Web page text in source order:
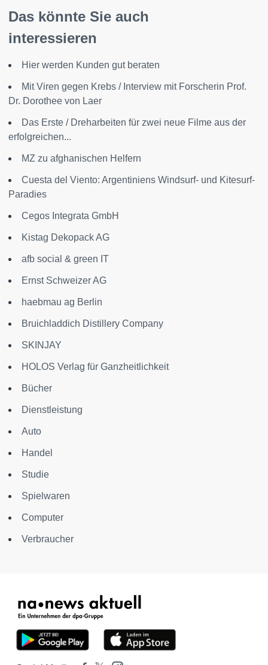
Das könnte Sie auch
interessieren
Hier werden Kunden gut beraten
Mit Viren gegen Krebs / Interview mit Forscherin Prof.
Dr. Dorothee von Laer
Das Erste / Dreharbeiten für zwei neue Filme aus der
erfolgreichen...
MZ zu afghanischen Helfern
Cuesta del Viento: Argentiniens Windsurf- und Kitesurf-
Paradies
Cegos Integrata GmbH
Kistag Dekopack AG
afb social & green IT
Ernst Schweizer AG
haebmau ag Berlin
Bruichladdich Distillery Company
SKINJAY
HOLOS Verlag für Ganzheitlichkeit
Bücher
Dienstleistung
Auto
Handel
Studie
Spielwaren
Computer
Verbraucher